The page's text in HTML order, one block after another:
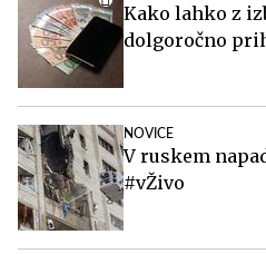
Kako lahko z
dolgoročno
NOVICE
V ruskem
#vŽivo